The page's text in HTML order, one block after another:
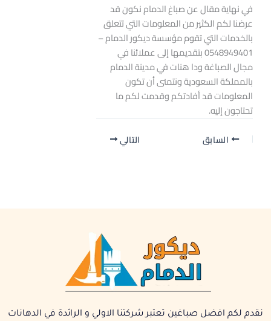
في نهاية مقال عن صباغ الدمام نكون قد
عرضنا لكم الكثير من المعلومات التي تتعلق
بالخدمات التي تقوم مؤسسة ديكور الدمام –
0548949401 بتقديمها إلى عملائنا في
مجال الصباغة ودا هنات في مدينة الدمام
بالمملكة السعودية ونتمنى أن تكون
المعلومات قد أفادتكم وقدمت لكم ما
تحتاجون إليه.
السابق التالي
نقدم لكم افضل صباغين تعتبر شركتنا الاولي و الرائدة في الدهانات